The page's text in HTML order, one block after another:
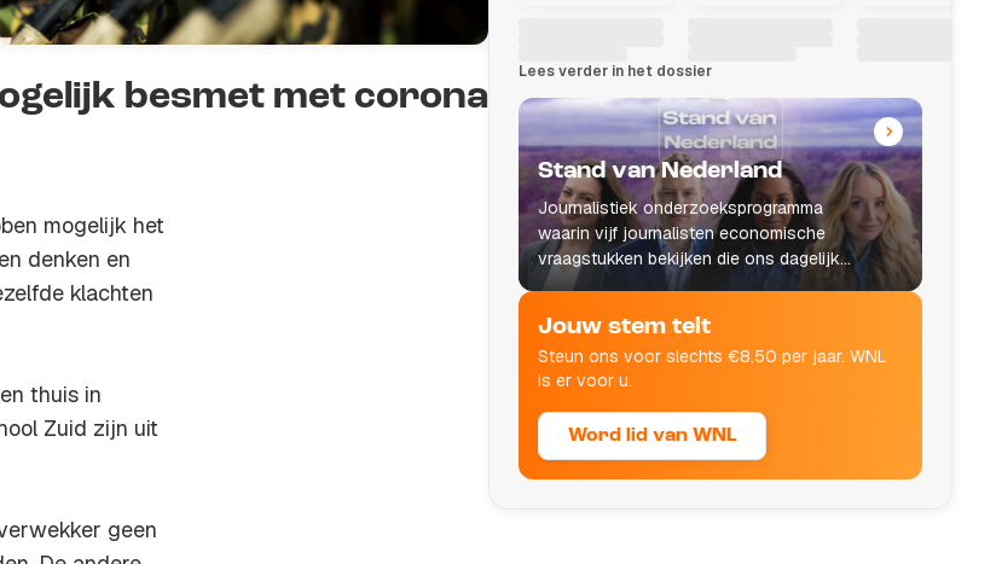
besmet met corona
mogelijk het
denken en
klachten
thuis in
Zuid zijn uit
geen
Lees verder in het dossier
Stand van Nederland
Journalistiek onderzoeksprogramma
waarin vijf journalisten economische
vraagstukken bekijken die ons dagelijks
leven raken.
Jouw stem telt
Steun ons voor slechts €8,50 per jaar. WNL
is er voor u.
Word lid van WNL